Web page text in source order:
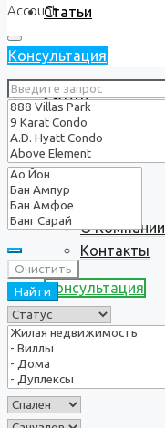
Статьи
Услуги
О нас
О Компании
Контакты
Консультация
Account
Консультация
Очистить
Найти